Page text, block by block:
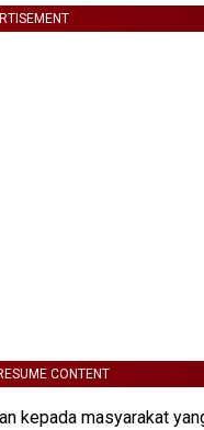
CONTENT
kepada masyarakat